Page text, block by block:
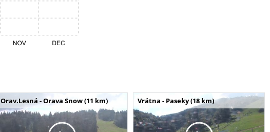
Orav.Lesná - Orava Snow (11 km) Vrátna - Paseky (18 km)